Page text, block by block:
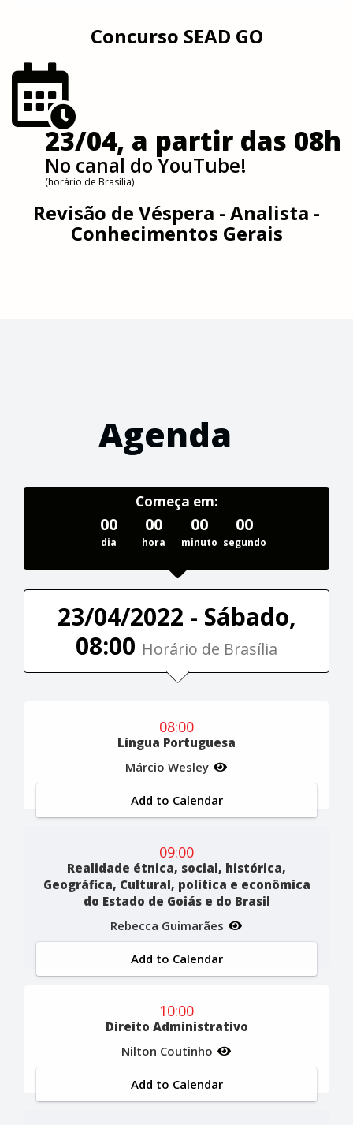
Concurso SEAD GO
23/04, a partir das 08h
No canal do YouTube!
(horário de Brasília)
Revisão de Véspera - Analista -
Conhecimentos Gerais
Agenda
Começa em:
00
dia
00
hora
00
minuto
00
segundo
23/04/2022 - Sábado,
08:00 Horário de Brasília
08:00
Língua Portuguesa
Márcio Wesley
Add to Calendar
09:00
Realidade étnica, social, histórica,
Geográfica, Cultural, política e econômica
do Estado de Goiás e do Brasil
Rebecca Guimarães
Add to Calendar
10:00
Direito Administrativo
Nilton Coutinho
Add to Calendar